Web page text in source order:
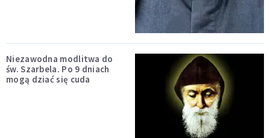
Niezawodna modlitwa do
św. Szarbela. Po 9 dniach
mogą dziać się cuda